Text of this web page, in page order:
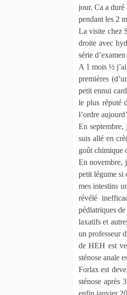
jour. Ca a duré
pendant les 2
La visite chez
droite avec
série
A 1 mois ½
premières
petit ennui
le plus réputé
l’ordre
En septembre,
suis allé en
goût chimique
En novembre,
petit légume si
mes intestins
révélé
pédiatriques
laxatifs et
un professeur
de HEH est
sténose anale
Forlax est
sténose après
enfin janvier